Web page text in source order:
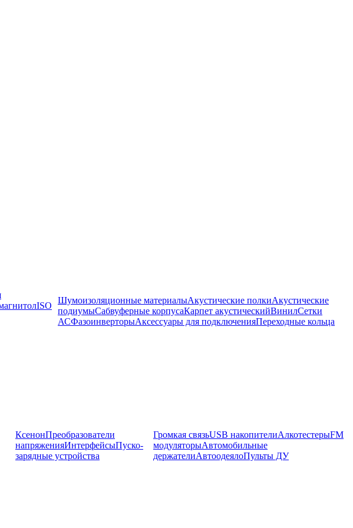
ISO
Шумоизоляционные материалыАкустические полкиАкустические
подиумыСабвуферные корпусаКарпет акустическийВинилСетки
АСФазоинверторыАксессуары для подключенияПереходные кольца
КсенонПреобразователи
напряженияИнтерфейсыПуско-
зарядные устройства
Громкая связьUSB накопителиАлкотестерыFM
модуляторыАвтомобильные
держателиАвтоодеялоПульты ДУ